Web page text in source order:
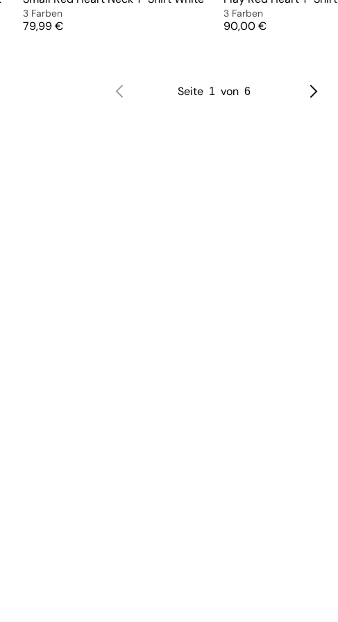
3 Farben
Preis
79,99 €
3 Farben
Preis
90,00 €
Seite 1 von 6